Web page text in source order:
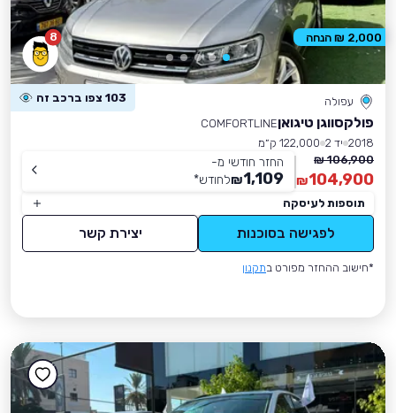
8
עפולה 103 צפו ברכב זה
פולקסווגן טיגואןCOMFORTLINE
2018 יד 2
122,000 ק״מ
106,900 ₪
104,900
₪
החזר חודשי מ-
1,109
₪לחודש*
תוספות לעיסקה
לפגישה בסוכנות יצירת קשר
*חישוב ההחזר מפורט בתקנון
2,000 ₪ הנחה